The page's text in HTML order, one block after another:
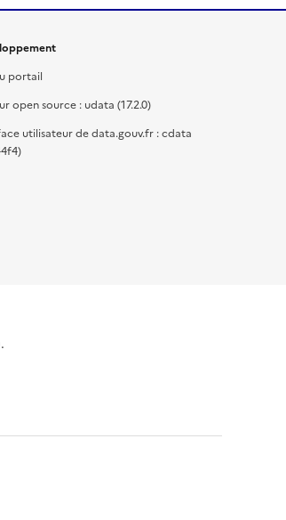
portail
open source : udata (17.2.0)
utilisateur de data.gouv.fr : cdata